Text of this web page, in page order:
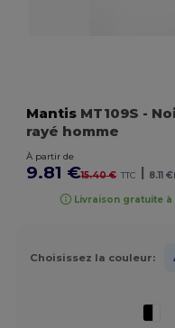
Mantis MT109S -
rayé homme
À partir de
9.81 €15.40 € TTC | 8.11 €
Livraison gratuite
Choisissez la couleur: